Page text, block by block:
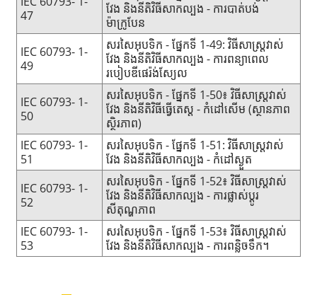
47
វែង និងនីតិវិធីសាកល្បង - ការបាត់បង់
ម៉ាក្រូបែន
IEC 60793- 1-
49
សរសៃអុបទិក - ផ្នែកទី 1-49: វិធីសាស្រ្តវាស់
វែង និងនីតិវិធីសាកល្បង - ការពន្យាពេល
របៀបឌីផេរ៉ង់ស្យែល
IEC 60793- 1-
50
សរសៃអុបទិក - ផ្នែកទី 1-50៖ វិធីសាស្រ្តវាស់
វែង និងនីតិវិធីធ្វើតេស្ត - កំដៅសើម (ស្ថានភាព
ស្ថិរភាព)
IEC 60793- 1-
51
សរសៃអុបទិក - ផ្នែកទី 1-51: វិធីសាស្រ្តវាស់
វែង និងនីតិវិធីសាកល្បង - កំដៅស្ងួត
IEC 60793- 1-
52
សរសៃអុបទិក - ផ្នែកទី 1-52៖ វិធីសាស្រ្តវាស់
វែង និងនីតិវិធីសាកល្បង - ការផ្លាស់ប្តូរ
សីតុណ្ហភាព
IEC 60793- 1-
53
សរសៃអុបទិក - ផ្នែកទី 1-53៖ វិធីសាស្ត្រវាស់
វែង និងនីតិវិធីសាកល្បង - ការពន្លិចទឹក។